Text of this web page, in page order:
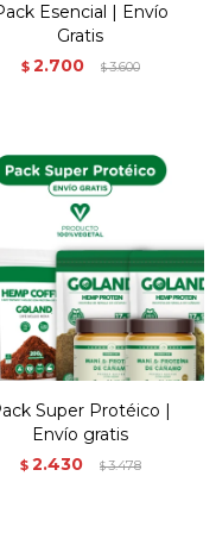
Esencial | Envío
Gratis
$ 2.700 $3.600
Super Protéico |
Envío gratis
$ 2.430 $3.478